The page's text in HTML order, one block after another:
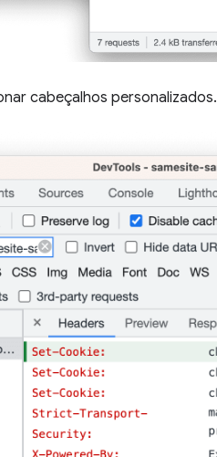
cabeçalhos personalizados.